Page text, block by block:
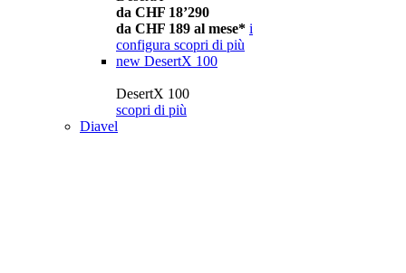
da CHF 18’290
da CHF 189 al mese* i
configura scopri di più
new DesertX 100
DesertX 100
scopri di più
Diavel